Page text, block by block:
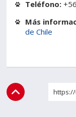
Teléfono:
Más
de Chile
https://